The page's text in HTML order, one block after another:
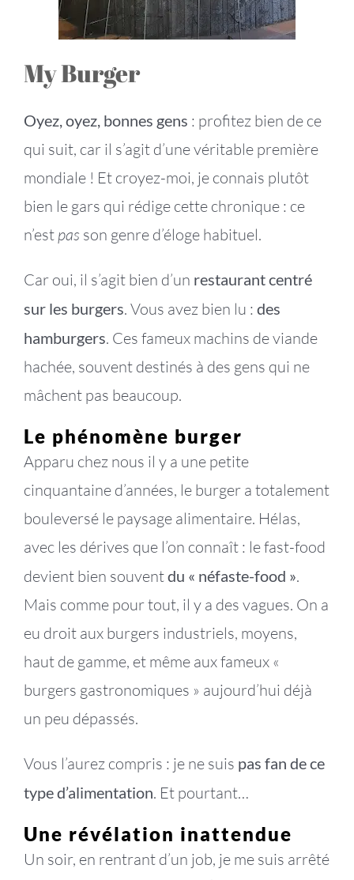
My Burger
Oyez, oyez, bonnes gens : profitez bien de ce
qui suit, car il s’agit d’une véritable première
mondiale ! Et croyez-moi, je connais plutôt
bien le gars qui rédige cette chronique : ce
n’est passon genre d’éloge habituel.
Car oui, il s’agit bien d’un restaurant centré
sur les burgers. Vous avez bien lu : des
hamburgers. Ces fameux machins de viande
hachée, souvent destinés à des gens qui ne
mâchent pas beaucoup.
Le phénomène burger
Apparu chez nous il y a une petite
cinquantaine d’années, le burger a totalement
bouleversé le paysage alimentaire. Hélas,
avec les dérives que l’on connaît : le fast-food
devient bien souventdu « néfaste-food ».
Mais comme pour tout, il y a des vagues. On a
eu droit aux burgers industriels, moyens,
haut de gamme, et même aux fameux «
burgers gastronomiques » aujourd’hui déjà
un peu dépassés.
Vous l’aurez compris : je ne suis pas fan de ce
type d’alimentation. Et pourtant…
Une révélation inattendue
Un soir, en rentrant d’un job, je me suis arrêté